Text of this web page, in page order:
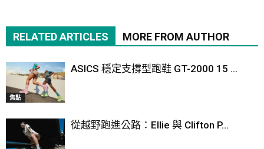
RELATED ARTICLES MORE FROM AUTHOR
焦點
ASICS 穩定支撐型跑鞋 GT-2000 15 ...
從越野跑進公路：Ellie 與 Clifton P...